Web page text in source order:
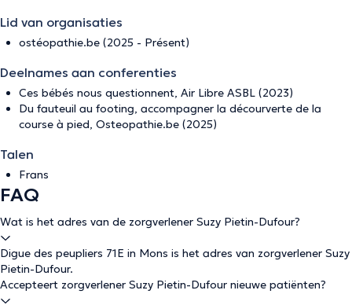
Lid van organisaties
ostéopathie.be (2025 - Présent)
Deelnames aan conferenties
Ces bébés nous questionnent, Air Libre ASBL (2023)
Du fauteuil au footing, accompagner la décourverte de la
course à pied, Osteopathie.be (2025)
Talen
Frans
FAQ
Wat is het adres van de zorgverlener Suzy Pietin-Dufour?
Digue des peupliers 71E in Mons is het adres van zorgverlener Suzy
Pietin-Dufour.
Accepteert zorgverlener Suzy Pietin-Dufour nieuwe patiënten?